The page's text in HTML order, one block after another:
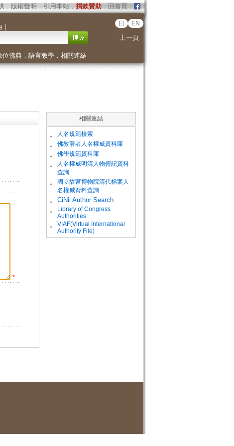
． 版權聲明 ． 引用本站． 捐款贊助．回首頁．
｜ 日 EN
上一頁
位佛典． 語言教學． 相關連結
*
相關連結
。 人名規範檢索
。 佛教著者人名權威資料庫
。 佛學規範資料庫
。
人名權威明清人物傳記資料
查詢
。
國立故宮博物院清代檔案人
名權威資料查詢
。
CiNii Author Search
。
Library of Congress
Authorities
。
VIAF(Virtual International
Authority File)